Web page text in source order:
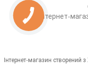
Інтернет-
Інтернет-магазин створений